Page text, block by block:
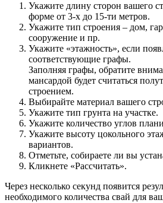
Укажите длину сторон вашего
форме от 3-х до 15-ти метров.
Укажите тип строения – дом,
сооружение и пр.
Укажите «этажность», если
соответствующие графы.
Заполняя графы, обратите
мансардой будет считаться
строением.
Выбирайте материал вашего
Укажите тип грунта на участке.
Укажите количество углов
Укажите высоту цокольного
вариантов.
Отметьте, собираете ли вы
Кликнете «Рассчитать».
Через несколько секунд появится
необходимого количества свай для